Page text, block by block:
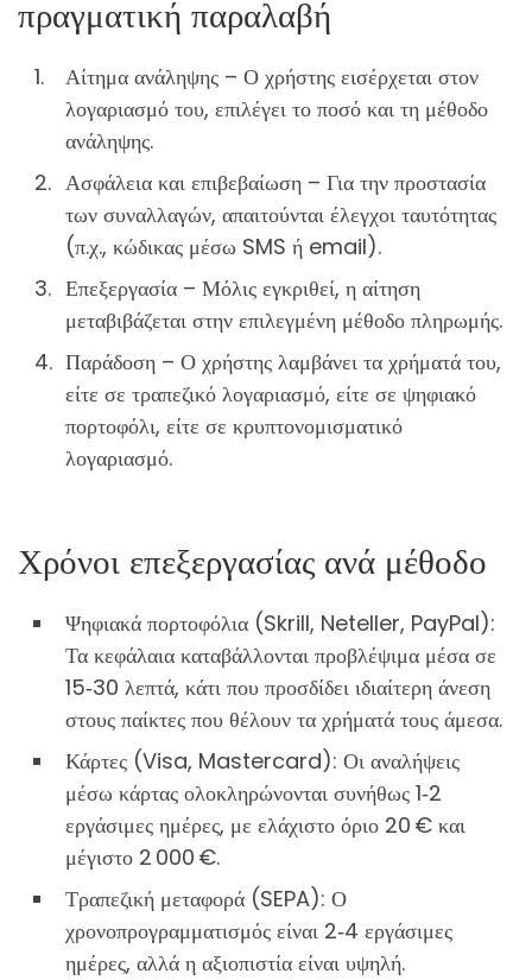
πραγματική παραλαβή
Αίτημα ανάληψης – Ο χρήστης εισέρχεται στον
λογαριασμό του, επιλέγει το ποσό και τη μέθοδο
ανάληψης.
Ασφάλεια και επιβεβαίωση – Για την προστασία
των συναλλαγών, απαιτούνται έλεγχοι ταυτότητας
(π.χ., κώδικας μέσω SMS ή email).
Επεξεργασία – Μόλις εγκριθεί, η αίτηση
μεταβιβάζεται στην επιλεγμένη μέθοδο πληρωμής.
Παράδοση – Ο χρήστης λαμβάνει τα χρήματά του,
είτε σε τραπεζικό λογαριασμό, είτε σε ψηφιακό
πορτοφόλι, είτε σε κρυπτονομισματικό
λογαριασμό.
Χρόνοι επεξεργασίας ανά μέθοδο
Ψηφιακά πορτοφόλια (Skrill, Neteller, PayPal):
Τα κεφάλαια καταβάλλονται προβλέψιμα μέσα σε
15‑30 λεπτά, κάτι που προσδίδει ιδιαίτερη άνεση
στους παίκτες που θέλουν τα χρήματά τους άμεσα.
Κάρτες (Visa, Mastercard): Οι αναλήψεις
μέσω κάρτας ολοκληρώνονται συνήθως 1‑2
εργάσιμες ημέρες, με ελάχιστο όριο 20 € και
μέγιστο 2 000 €.
Τραπεζική μεταφορά (SEPA): Ο
χρονοπρογραμματισμός είναι 2‑4 εργάσιμες
ημέρες, αλλά η αξιοπιστία είναι υψηλή.